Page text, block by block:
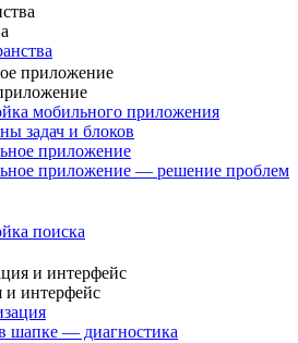
приложение
мобильного приложения
задач и блоков
приложение
приложение — решение проблем
поиска
и интерфейс
и интерфейс
шапке — диагностика